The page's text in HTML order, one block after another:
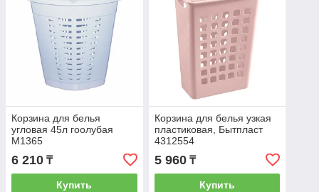
Корзина для белья
угловая 45л гоолубая
М1365
6 210 ₸
Купить
Корзина для белья узкая
пластиковая, Бытпласт
4312554
5 960₸
Купить